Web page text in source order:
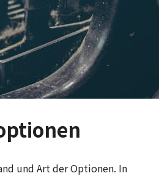
und Art der Optionen. In